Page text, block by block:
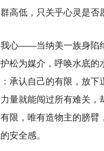
高低，只关乎心灵是否
心——当纳美一族身陷
松为媒介，呼唤水底
承认自己的有限，放
量就能闯过所有难关，
限，唯有造物主的膀
安全感。